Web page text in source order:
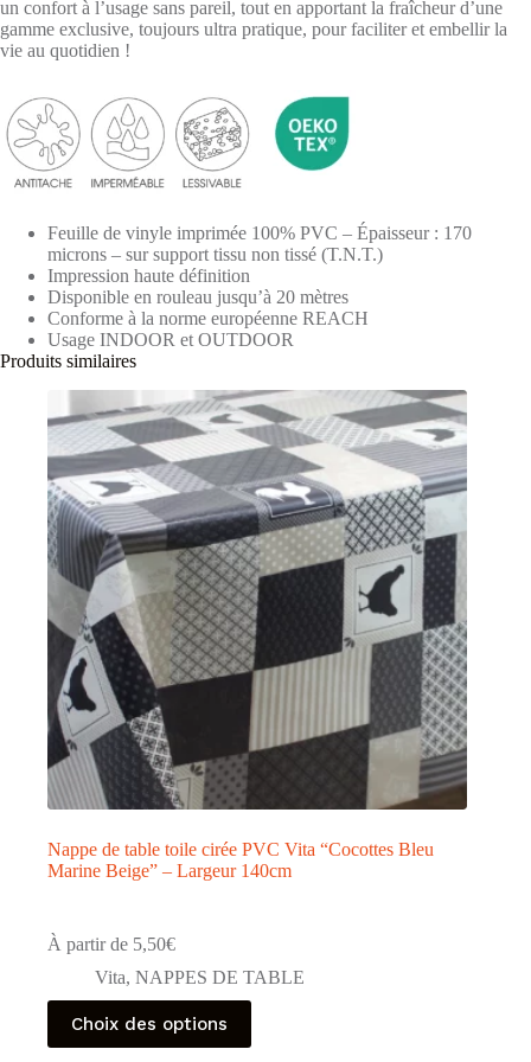
un confort à l’usage sans pareil, tout en apportant la fraîcheur d’une
gamme exclusive, toujours ultra pratique, pour faciliter et embellir la
vie au quotidien !
Feuille de vinyle imprimée 100% PVC – Épaisseur : 170
microns – sur support tissu non tissé (T.N.T.)
Impression haute définition
Disponible en rouleau jusqu’à 20 mètres
Conforme à la norme européenne REACH
Usage INDOOR et OUTDOOR
Produits similaires
Nappe de table toile cirée PVC Vita “Cocottes Bleu
Marine Beige” – Largeur 140cm
À partir de 5,50€
Vita, NAPPES DE TABLE
Choix des options
Ce
produit
a